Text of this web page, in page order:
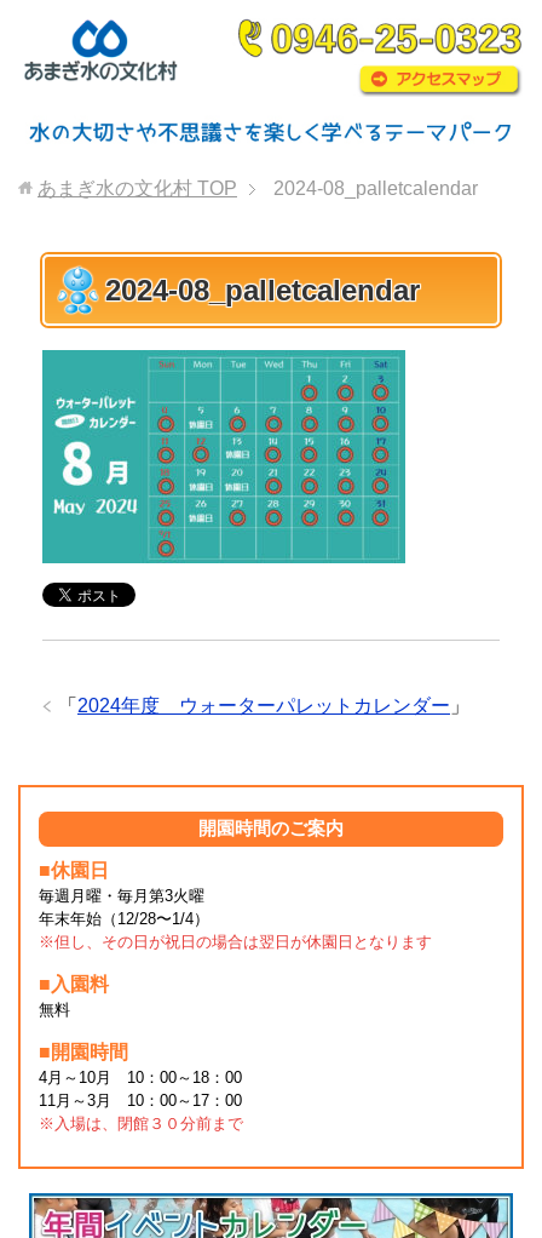
あまぎ水の文化村 TOP 2024-08_palletcalendar
2024-08_palletcalendar
「 2024年度 ウォーターパレットカレンダー 」
開園時間のご案内
■休園日
毎週月曜・毎月第3火曜
年末年始（12/28〜1/4）
※但し、その日が祝日の場合は翌日が休園日となります
■入園料
無料
■開園時間
4月～10月 10：00～18：00
11月～3月 10：00～17：00
※入場は、閉館３０分前まで